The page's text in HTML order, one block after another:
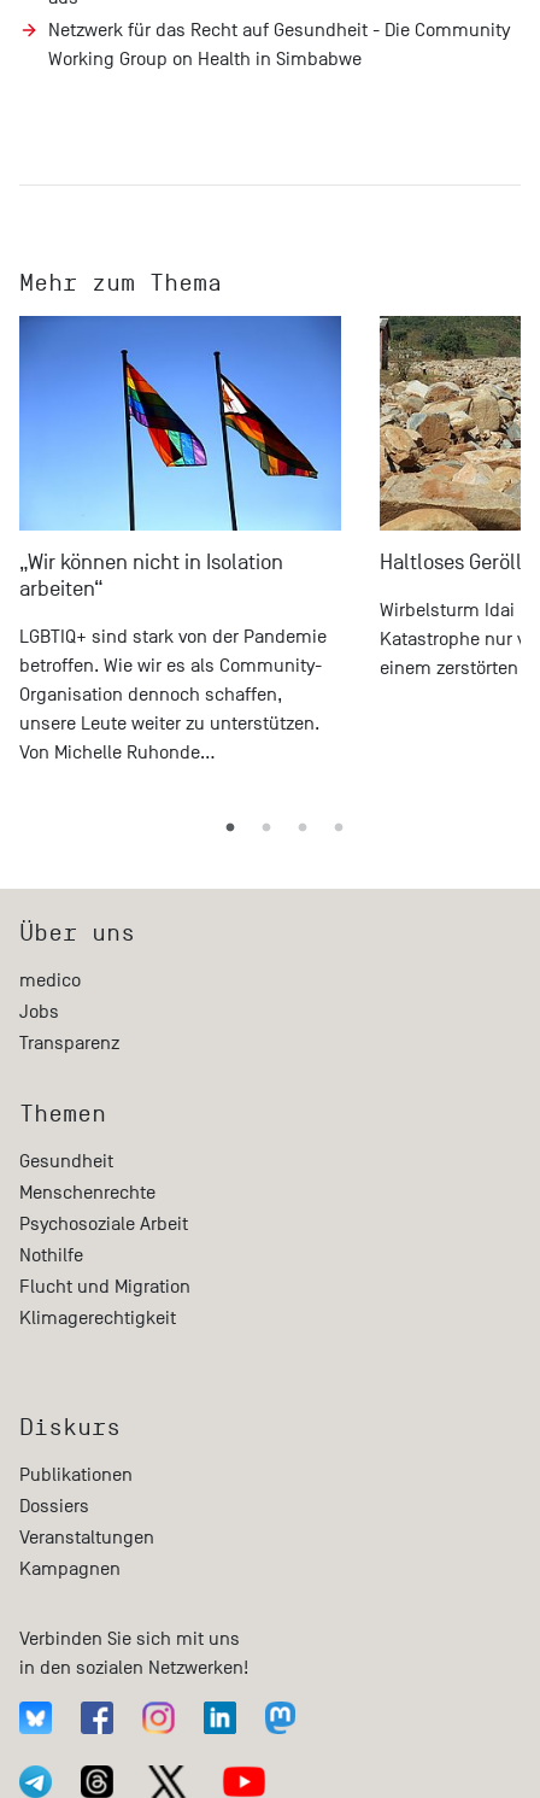
Netzwerk für das Recht auf Gesundheit - Die Community
Working Group on Health in Simbabwe
Mehr zum Thema
„Wir können nicht in Isolation
arbeiten“
LGBTIQ+ sind stark von der Pandemie
betroffen. Wie wir es als Community-
Organisation dennoch schaffen,
unsere Leute weiter zu unterstützen.
Von Michelle Ruhonde…
Haltloses Geröll
Wirbelsturm Idai
Katastrophe nur
einem zerstörten
Über uns
medico
Jobs
Transparenz
Themen
Gesundheit
Menschenrechte
Psychosoziale Arbeit
Nothilfe
Flucht und Migration
Klimagerechtigkeit
Diskurs
Publikationen
Dossiers
Veranstaltungen
Kampagnen
Verbinden Sie sich mit uns
in den sozialen Netzwerken!